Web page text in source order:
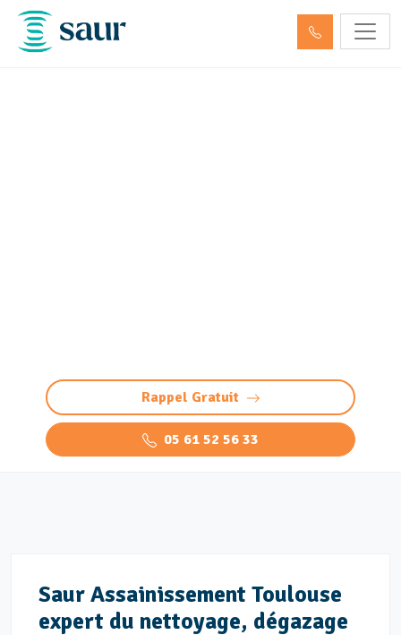
Rappel Gratuit
05 61 52 56 33
Saur Assainissement Toulouse
expert du nettoyage, dégazage